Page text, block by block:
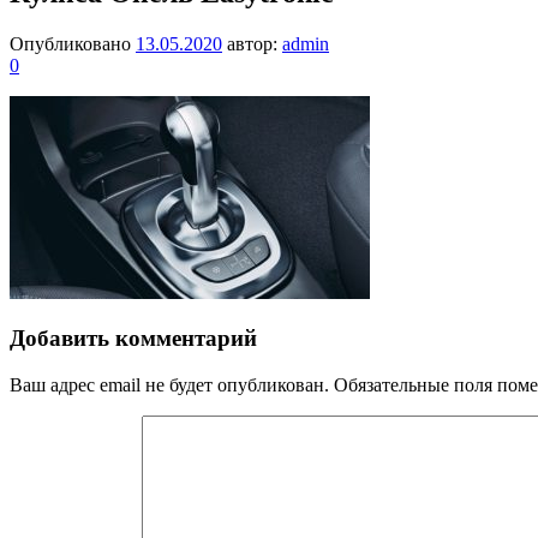
Опубликовано 13.05.2020 автор: admin
0
Добавить комментарий
Ваш адрес email не будет опубликован. Обязательные поля